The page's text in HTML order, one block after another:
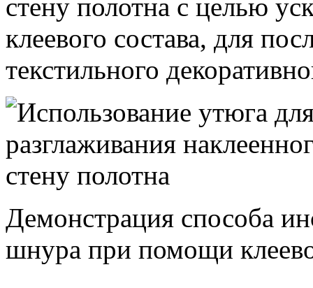
стену полотна с целью
клеевого состава, для
текстильного
Демонстрация способа
шнура при помощи